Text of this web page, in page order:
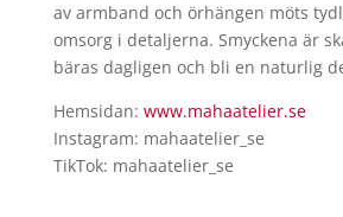
av armband och örhängen möts
omsorg i detaljerna. Smyckena är
bäras dagligen och bli en naturlig
Hemsidan: www.mahaatelier.se
Instagram: mahaatelier_se
TikTok: mahaatelier_se